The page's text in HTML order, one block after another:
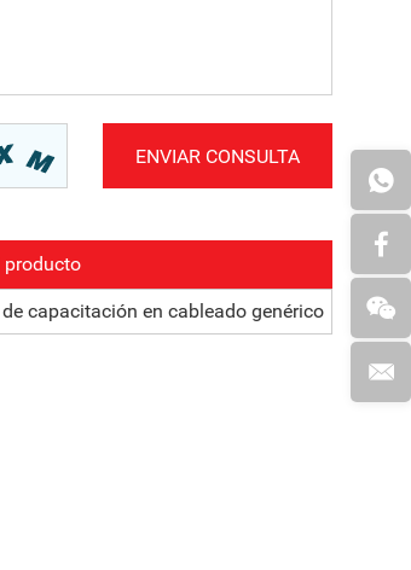
producto
capacitación en cableado genérico